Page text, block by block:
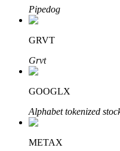
Raih keuntungan
Pipedog
GRVT
Grvt
GOOGLX
Alphabet tokenized
METAX